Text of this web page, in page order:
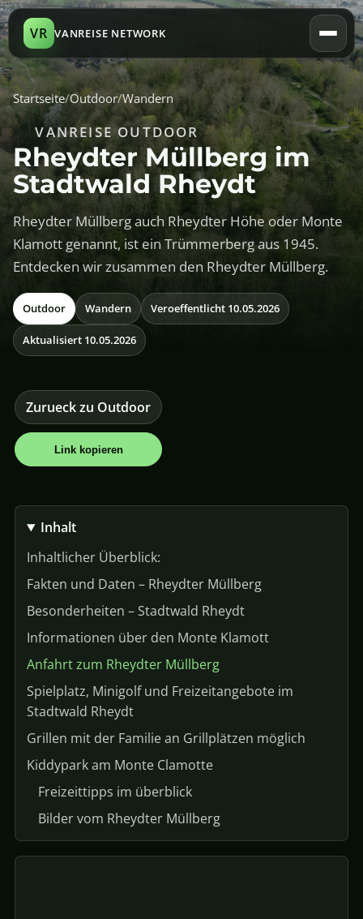
VR VANREISE NETWORK
Startseite/Outdoor/Wandern
VANREISE OUTDOOR
Rheydter Müllberg im
Stadtwald Rheydt
Rheydter Müllberg auch Rheydter Höhe oder Monte
Klamott genannt, ist ein Trümmerberg aus 1945.
Entdecken wir zusammen den Rheydter Müllberg.
Outdoor Wandern Veroeffentlicht 10.05.2026
Aktualisiert 10.05.2026
Zurueck zu Outdoor
Link kopieren
Inhalt
Inhaltlicher Überblick:
Fakten und Daten – Rheydter Müllberg
Besonderheiten – Stadtwald Rheydt
Informationen über den Monte Klamott
Anfahrt zum Rheydter Müllberg
Spielplatz, Minigolf und Freizeitangebote im
Stadtwald Rheydt
Grillen mit der Familie an Grillplätzen möglich
Kiddypark am Monte Clamotte
Freizeittipps im überblick
Bilder vom Rheydter Müllberg